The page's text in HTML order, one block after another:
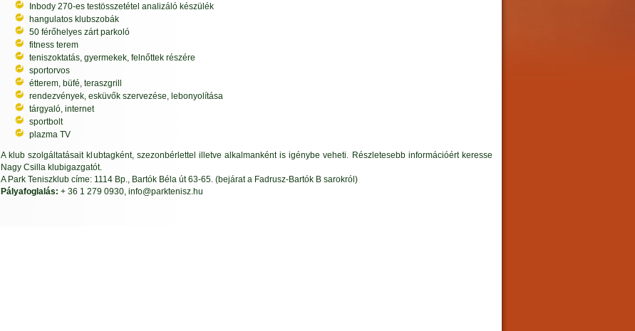
Inbody 270-es testösszetétel analizáló készülék
hangulatos klubszobák
50 férőhelyes zárt parkoló
fitness terem
teniszoktatás, gyermekek, felnőttek részére
sportorvos
étterem, büfé, teraszgrill
rendezvények, esküvők szervezése, lebonyolítása
tárgyaló, internet
sportbolt
plazma TV
A klub szolgáltatásait klubtagként, szezonbérlettel illetve alkalmanként is igénybe veheti. Részletesebb információért keresse
Nagy Csilla klubigazgatót.
A Park Teniszklub címe: 1114 Bp., Bartók Béla út 63-65. (bejárat a Fadrusz-Bartók B sarokról)
Pályafoglalás: + 36 1 279 0930, info@parktenisz.hu